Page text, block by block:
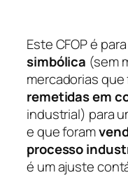
Este CFOP é
simbólica (sem
mercadorias que
remetidas em
industrial) para
e que foram
processo
é um ajuste